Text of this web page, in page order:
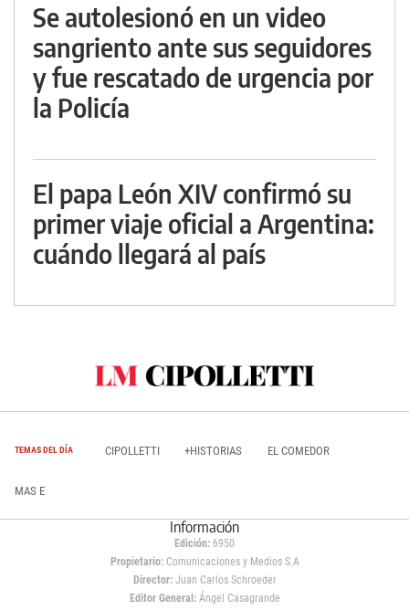
Se autolesionó en un video
sangriento ante sus seguidores
y fue rescatado de urgencia por
la Policía
El papa León XIV confirmó su
primer viaje oficial a Argentina:
cuándo llegará al país
TEMAS DEL DÍA CIPOLLETTI +HISTORIAS EL COMEDOR
MAS E
Información
Edición: 6950
Propietario:Comunicaciones y Medios S.A
Director: Juan Carlos Schroeder
Editor General:Ángel Casagrande